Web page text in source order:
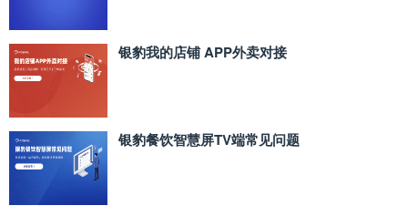
银豹我的店铺 APP外卖对接
银豹餐饮智慧屏TV端常见问题